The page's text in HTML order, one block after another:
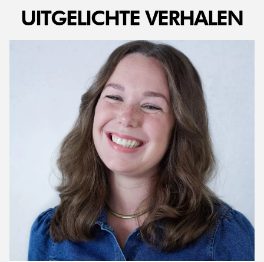
UITGELICHTE VERHALEN